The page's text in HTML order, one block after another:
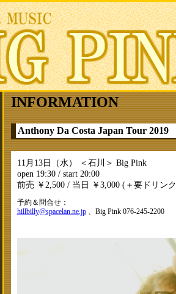
INFORMATION
Anthony Da Costa Japan Tour 2019
11月13日（水） ＜石川＞ Big Pink
open 19:30 / start 20:00
前売 ￥2,500 / 当日 ￥3,000 (＋要ドリン
予約＆問合せ：
hillbilly@spacelan.ne.jp、Big Pink 076-245-2200